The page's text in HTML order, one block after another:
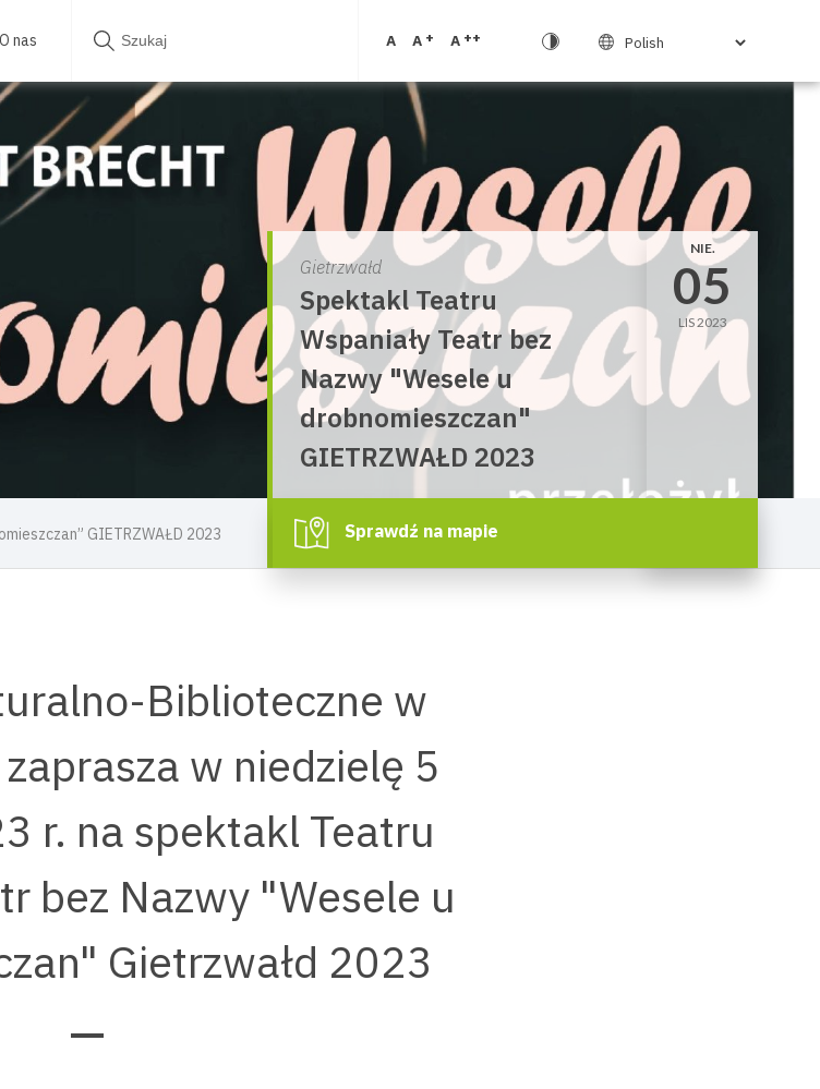
O nas A A + A ++
GIETRZWAŁD 2023
Gietrzwałd
Spektakl Teatru
Wspaniały Teatr bez
Nazwy "Wesele u
drobnomieszczan"
GIETRZWAŁD 2023
NIE.
05
LIS 2023
Sprawdź na mapie
Biblioteczne w
w niedzielę 5
r. na spektakl Teatru
bez Nazwy "Wesele u
Gietrzwałd 2023